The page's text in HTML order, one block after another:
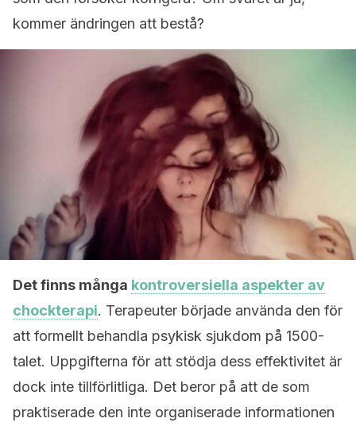
kommer ändringen att bestå?
Det finns många kontroversiella aspekter av
chockterapi. Terapeuter började använda den för
att formellt behandla psykisk sjukdom på 1500-
talet. Uppgifterna för att stödja dess effektivitet är
dock inte tillförlitliga. Det beror på att de som
praktiserade den inte organiserade informationen